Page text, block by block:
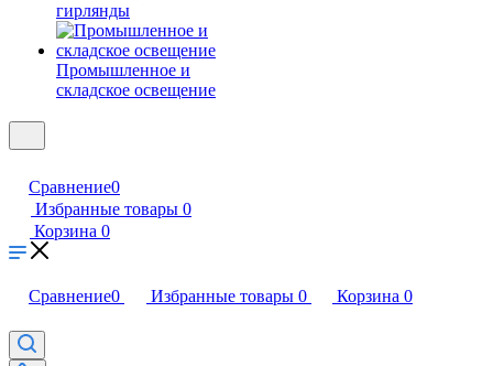
гирлянды
Промышленное и
складское освещение
Сравнение0
Избранные товары 0
Корзина 0
Сравнение0 Избранные товары 0 Корзина 0